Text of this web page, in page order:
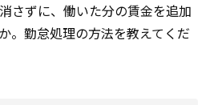
さずに、働いた分の賃金を追加
。勤怠処理の方法を教えてくだ